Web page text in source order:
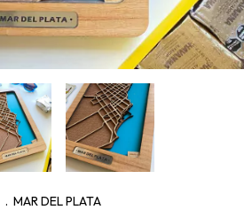
. MAR DEL PLATA